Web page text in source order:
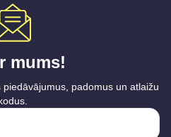
mums!
padomus un atlaižu